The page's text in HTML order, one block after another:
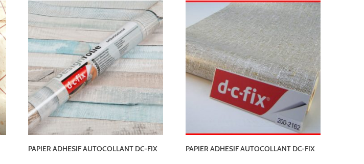
PAPIER ADHESIF AUTOCOLLANT DC-FIX PAPIER ADHESIF AUTOCOLLANT DC-FIX